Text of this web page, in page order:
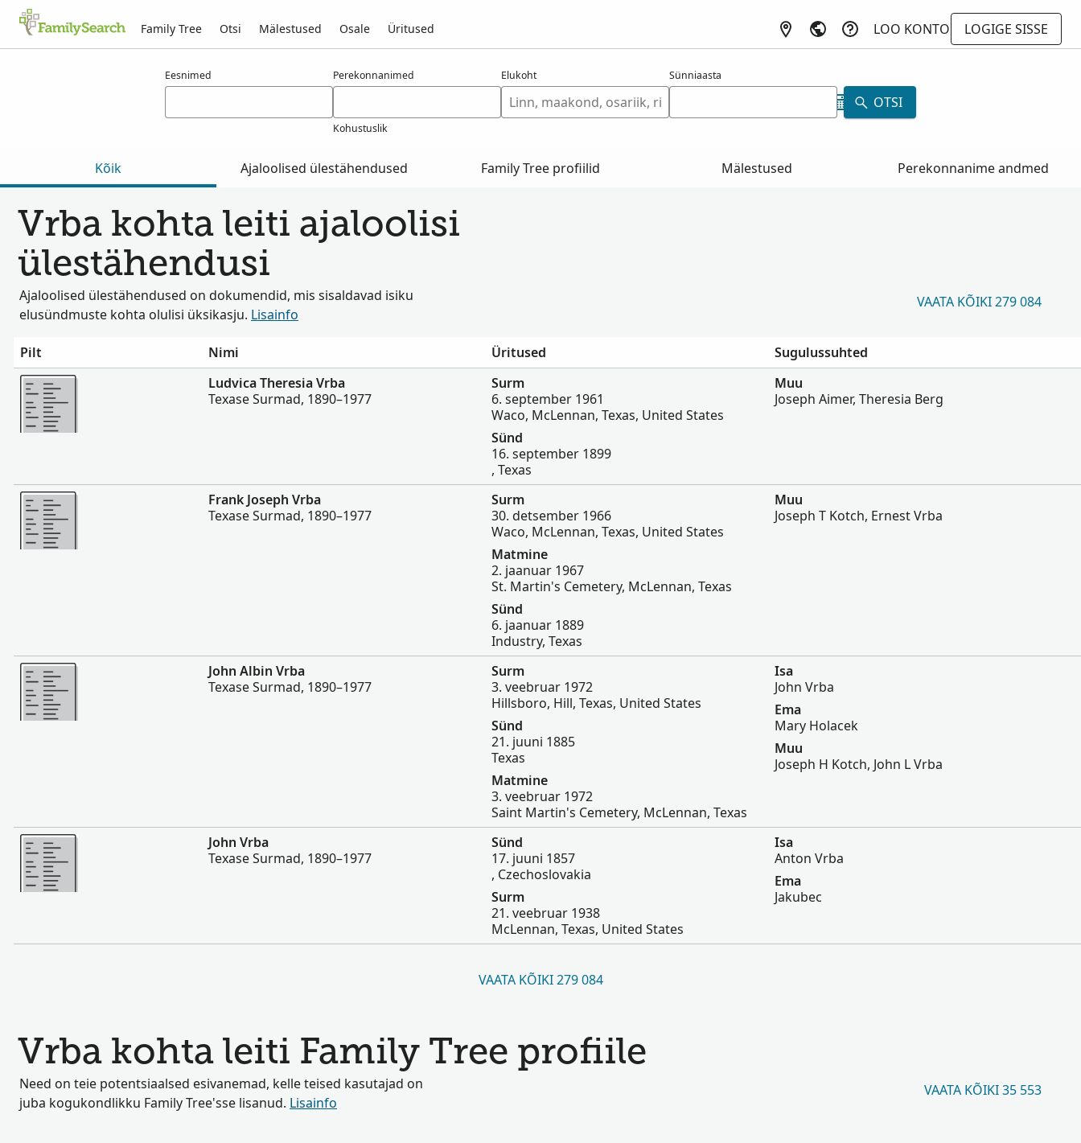
Family Tree Otsi Mälestused Osale Üritused LOO KONTO
LOGIGE SISSE
Eesnimed Perekonnanimed
Kohustuslik
Elukoht Sünniaasta
OTSI
Kõik Ajaloolised ülestähendused Family Tree profiilid Mälestused Perekonnanime andmed
Vrba kohta leiti ajaloolisi
ülestähendusi
Ajaloolised ülestähendused on dokumendid, mis sisaldavad isiku
elusündmuste kohta olulisi üksikasju. Lisainfo
VAATA KÕIKI 279 084
Pilt Nimi Üritused
Sugulussuhted
Rohkem
Ludvica Theresia Vrba
Texase Surmad, 1890–1977
Surm
6. september 1961
Waco, McLennan, Texas, United States
Sünd
16. september 1899
, Texas
Muu
Joseph Aimer, Theresia Berg
Rohkem
Frank Joseph Vrba
Texase Surmad, 1890–1977
Surm
30. detsember 1966
Waco, McLennan, Texas, United States
Matmine
2. jaanuar 1967
St. Martin's Cemetery, McLennan, Texas
Sünd
6. jaanuar 1889
Industry, Texas
Muu
Joseph T Kotch, Ernest Vrba
Rohkem
John Albin Vrba
Texase Surmad, 1890–1977
Surm
3. veebruar 1972
Hillsboro, Hill, Texas, United States
Sünd
21. juuni 1885
Texas
Matmine
3. veebruar 1972
Saint Martin's Cemetery, McLennan, Texas
Isa
John Vrba
Ema
Mary Holacek
Muu
Joseph H Kotch, John L Vrba
Rohkem
John Vrba
Texase Surmad, 1890–1977
Sünd
17. juuni 1857
, Czechoslovakia
Surm
21. veebruar 1938
McLennan, Texas, United States
Isa
Anton Vrba
Ema
Jakubec
VAATA KÕIKI 279 084
Vrba kohta leiti Family Tree profiile
Need on teie potentsiaalsed esivanemad, kelle teised kasutajad on
juba kogukondlikku Family Tree'sse lisanud. Lisainfo
VAATA KÕIKI 35 553